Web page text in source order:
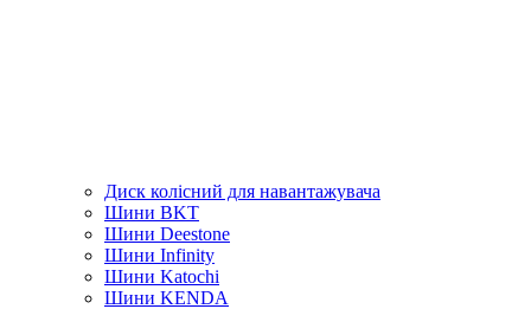
Диск колісний для навантажувача
Шини BKT
Шини Deestone
Шини Infinity
Шини Katochi
Шини KENDA